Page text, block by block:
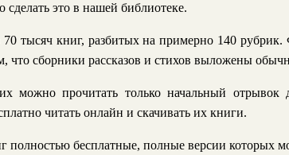
это в нашей библиотеке.
тысяч книг, разбитых на примерно 140
что сборники рассказов и стихов выложены
можно прочитать только начальный отрывок
читать онлайн и скачивать их книги.
полностью бесплатные, полные версии которых